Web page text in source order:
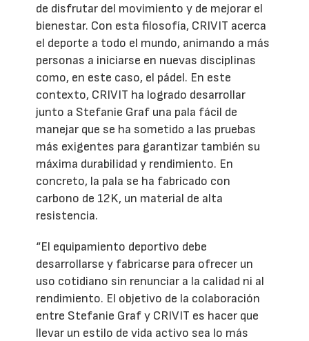
de disfrutar del movimiento y de mejorar el
bienestar. Con esta filosofía, CRIVIT acerca
el deporte a todo el mundo, animando a más
personas a iniciarse en nuevas disciplinas
como, en este caso, el pádel. En este
contexto, CRIVIT ha logrado desarrollar
junto a Stefanie Graf una pala fácil de
manejar que se ha sometido a las pruebas
más exigentes para garantizar también su
máxima durabilidad y rendimiento. En
concreto, la pala se ha fabricado con
carbono de 12K, un material de alta
resistencia.
“El equipamiento deportivo debe
desarrollarse y fabricarse para ofrecer un
uso cotidiano sin renunciar a la calidad ni al
rendimiento. El objetivo de la colaboración
entre Stefanie Graf y CRIVIT es hacer que
llevar un estilo de vida activo sea lo más